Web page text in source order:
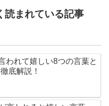
読まれている記事
われて嬉しい8つの言葉と
底解説！